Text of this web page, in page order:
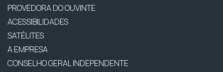
PROVEDORA DO OUVINTE
ACESSIBILIDADES
SATÉLITES
A EMPRESA
CONSELHO GERAL INDEPENDENTE